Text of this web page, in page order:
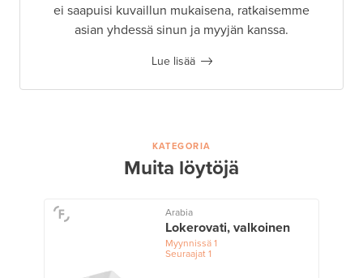
ei saapuisi kuvaillun mukaisena, ratkaisemme
asian yhdessä sinun ja myyjän kanssa.
Lue lisää
KATEGORIA
Muita löytöjä
Arabia
Lokerovati, valkoinen
Myynnissä1
Seuraajat 1